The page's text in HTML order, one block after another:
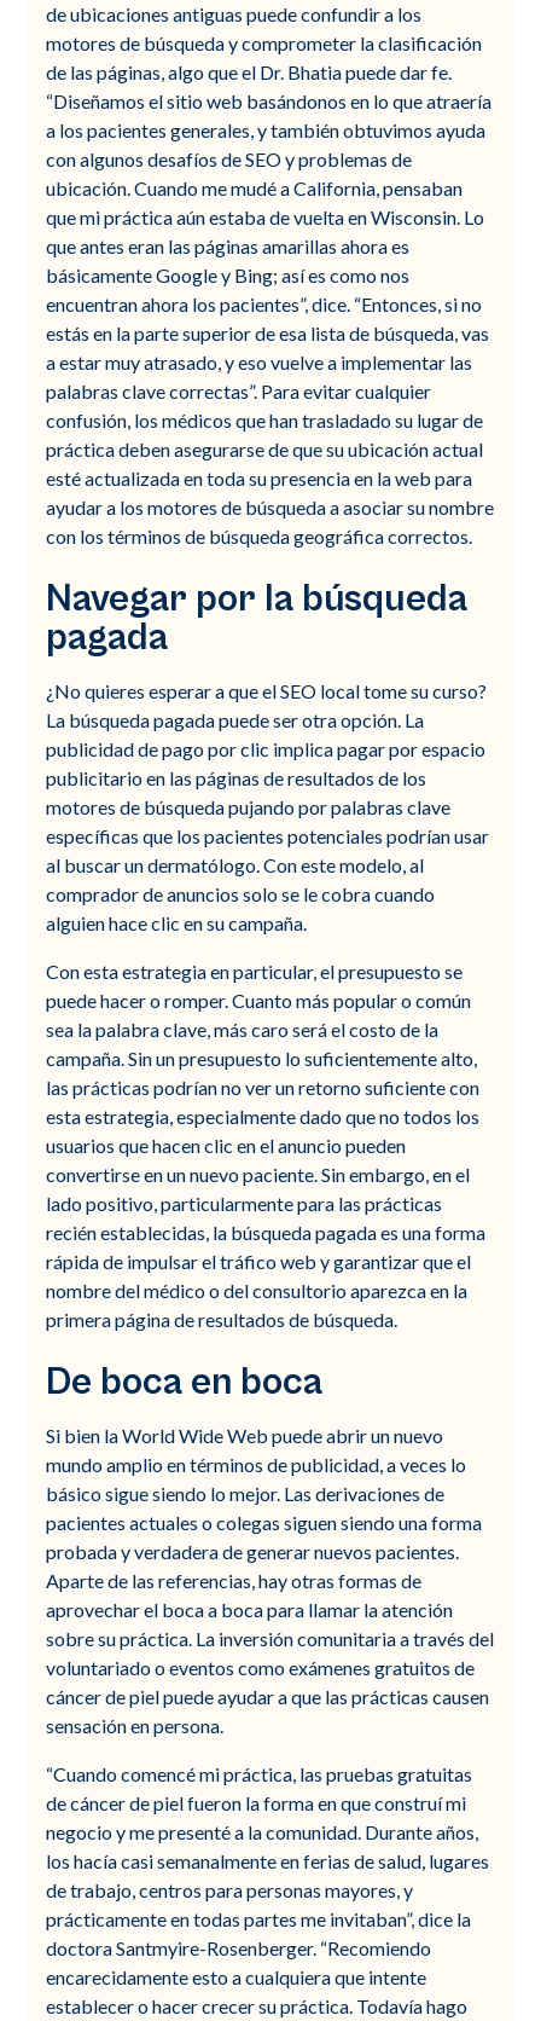
de ubicaciones antiguas puede confundir a los
motores de búsqueda y comprometer la clasificación
de las páginas, algo que el Dr. Bhatia puede dar fe.
“Diseñamos el sitio web basándonos en lo que atraería
a los pacientes generales, y también obtuvimos ayuda
con algunos desafíos de SEO y problemas de
ubicación. Cuando me mudé a California, pensaban
que mi práctica aún estaba de vuelta en Wisconsin. Lo
que antes eran las páginas amarillas ahora es
básicamente Google y Bing; así es como nos
encuentran ahora los pacientes”, dice. “Entonces, si no
estás en la parte superior de esa lista de búsqueda, vas
a estar muy atrasado, y eso vuelve a implementar las
palabras clave correctas”. Para evitar cualquier
confusión, los médicos que han trasladado su lugar de
práctica deben asegurarse de que su ubicación actual
esté actualizada en toda su presencia en la web para
ayudar a los motores de búsqueda a asociar su nombre
con los términos de búsqueda geográfica correctos.
Navegar por la búsqueda
pagada
¿No quieres esperar a que el SEO local tome su curso?
La búsqueda pagada puede ser otra opción. La
publicidad de pago por clic implica pagar por espacio
publicitario en las páginas de resultados de los
motores de búsqueda pujando por palabras clave
específicas que los pacientes potenciales podrían usar
al buscar un dermatólogo. Con este modelo, al
comprador de anuncios solo se le cobra cuando
alguien hace clic en su campaña.
Con esta estrategia en particular, el presupuesto se
puede hacer o romper. Cuanto más popular o común
sea la palabra clave, más caro será el costo de la
campaña. Sin un presupuesto lo suficientemente alto,
las prácticas podrían no ver un retorno suficiente con
esta estrategia, especialmente dado que no todos los
usuarios que hacen clic en el anuncio pueden
convertirse en un nuevo paciente. Sin embargo, en el
lado positivo, particularmente para las prácticas
recién establecidas, la búsqueda pagada es una forma
rápida de impulsar el tráfico web y garantizar que el
nombre del médico o del consultorio aparezca en la
primera página de resultados de búsqueda.
De boca en boca
Si bien la World Wide Web puede abrir un nuevo
mundo amplio en términos de publicidad, a veces lo
básico sigue siendo lo mejor. Las derivaciones de
pacientes actuales o colegas siguen siendo una forma
probada y verdadera de generar nuevos pacientes.
Aparte de las referencias, hay otras formas de
aprovechar el boca a boca para llamar la atención
sobre su práctica. La inversión comunitaria a través del
voluntariado o eventos como exámenes gratuitos de
cáncer de piel puede ayudar a que las prácticas causen
sensación en persona.
“Cuando comencé mi práctica, las pruebas gratuitas
de cáncer de piel fueron la forma en que construí mi
negocio y me presenté a la comunidad. Durante años,
los hacía casi semanalmente en ferias de salud, lugares
de trabajo, centros para personas mayores, y
prácticamente en todas partes me invitaban”, dice la
doctora Santmyire-Rosenberger. “Recomiendo
encarecidamente esto a cualquiera que intente
establecer o hacer crecer su práctica. Todavía hago